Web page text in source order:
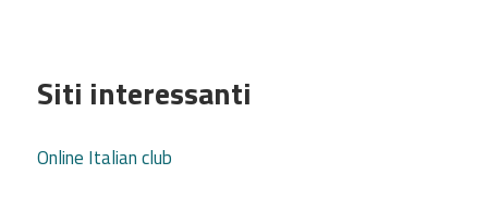
Siti interessanti
Online Italian club